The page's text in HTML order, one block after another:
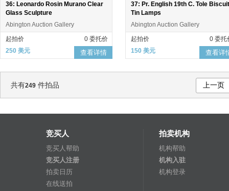
36: Leonardo Rosin Murano Clear
Glass Sculpture
Abington Auction Gallery
起拍价
0 委托价
250 美元
查看详情
37: Pr. English 19th C. Tole Biscuit
Tin Lamps
Abington Auction Gallery
起拍价
0 委托
150 美元
查看详
共有249 件拍品 上一页
竞买人
竞买人帮助
竞买人注册
拍卖日历
在线送拍
拍卖机构
机构帮助
机构入驻
机构登录